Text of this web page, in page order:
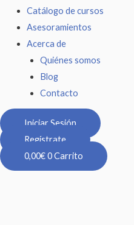
Catálogo de cursos
Asesoramientos
Acerca de
Quiénes somos
Blog
Contacto
Iniciar Sesión
Regístrate
0,00€0Carrito